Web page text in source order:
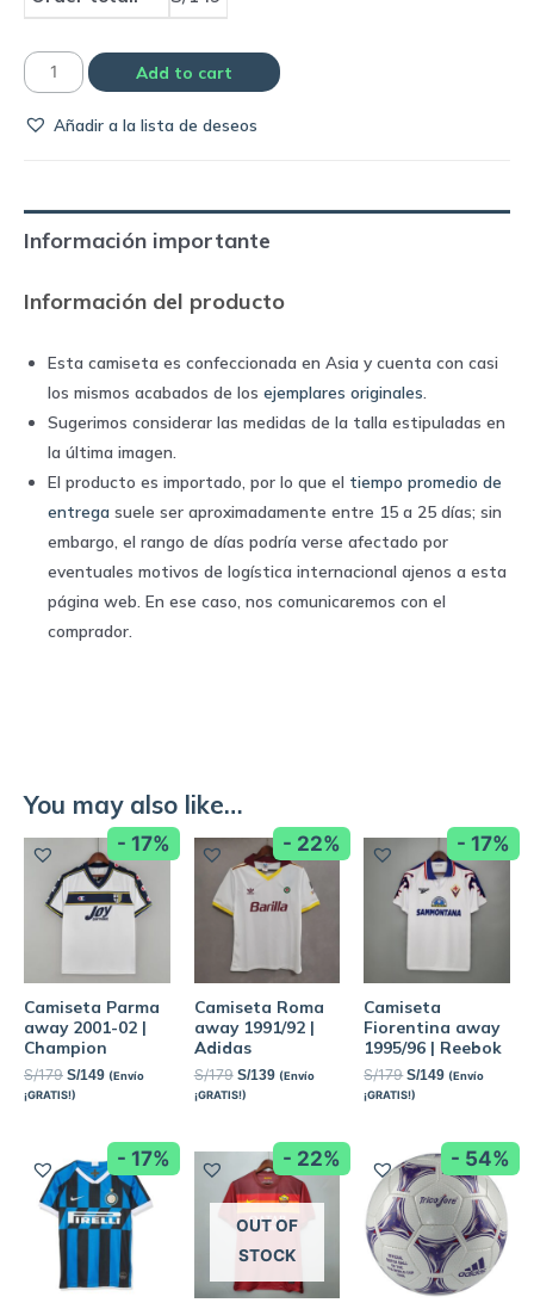
Camiseta
Milan
|
Adidas
Add to cart
Añadir a la lista de deseos
Información importante
Información del producto
Esta camiseta es confeccionada en Asia y cuenta con casi
los mismos acabados de los ejemplares originales.
Sugerimos considerar las medidas de la talla estipuladas en
la última imagen.
El producto es importado, por lo que el tiempo promedio de
entrega suele ser aproximadamente entre 15 a 25 días; sin
embargo, el rango de días podría verse afectado por
eventuales motivos de logística internacional ajenos a esta
página web. En ese caso, nos comunicaremos con el
comprador.
You may also like…
- 17%
Camiseta Parma
away 2001-02 |
Champion
S/179 S/149 (Envío
¡GRATIS!)
- 22%
Camiseta Roma
away 1991/92 |
Adidas
S/179 S/139 (Envío
¡GRATIS!)
- 17%
Camiseta
Fiorentina away
1995/96 | Reebok
S/179 S/149 (Envío
¡GRATIS!)
- 17% - 22%
OUT OF
STOCK
- 54%